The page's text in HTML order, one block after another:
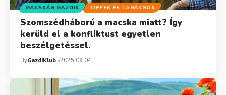
MACSKÁS GAZDIK TIPPEK ÉS TANÁCSOK
Szomszédháború a macska miatt? Így
kerüld el a konfliktust egyetlen
beszélgetéssel.
ByGazdiKlub 2025.09.04.